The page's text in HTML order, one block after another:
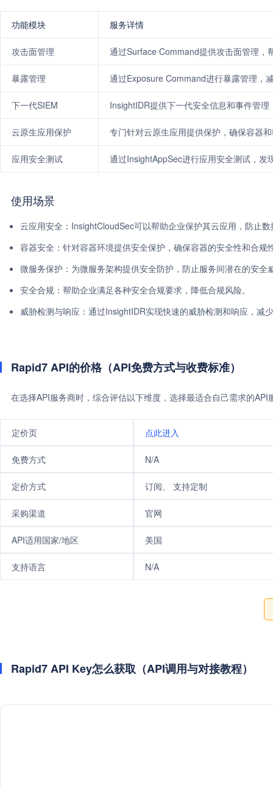
功能模块 服务详情
攻击面管理 通过Surface Command提供攻击面管理，
暴露管理 通过Exposure Command进行暴露管理，
下一代SIEM InsightIDR提供下一代安全信息和事件管
云原生应用保护 专门针对云原生应用提供保护，确保容器
应用安全测试 通过InsightAppSec进行应用安全测试，发
使用场景
云应用安全：InsightCloudSec可以帮助企业保护其云应用，防止
容器安全：针对容器环境提供安全保护，确保容器的安全性和合规
微服务保护：为微服务架构提供安全防护，防止服务间潜在的安全
安全合规：帮助企业满足各种安全合规要求，降低合规风险。
威胁检测与响应：通过InsightIDR实现快速的威胁检测和响应，减
Rapid7 API的价格（API免费方式与收费标准）
在选择API服务商时，综合评估以下维度，选择最适合自己需求的
定价页 点此进入
免费方式 N/A
定价方式 订阅、 支持定制
采购渠道 官网
API适用国家/地区 美国
支持语言 N/A
Rapid7 API Key怎么获取（API调用与对接教程）